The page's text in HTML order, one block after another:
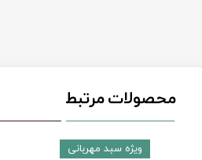
محصولات مرتبط
ویژه سبد مهربانی